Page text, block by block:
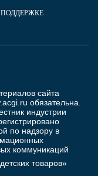
сайта
обязательна.
индустрии
по надзору в
коммуникаций
товаров»